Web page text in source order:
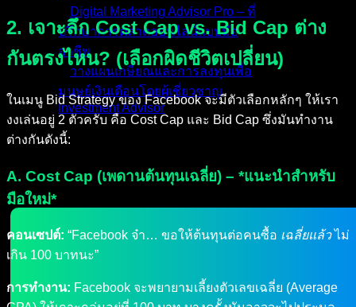
Digital Marketing Advisor Pro – ที่
ปรึกษาการตลาดออนไลน์แบบมือ
อาชีพ
วางแผนเกษียณและการลงทุนเพื่อ
มนุษย์เงินเดือนโดยผู้เชี่ยวชาญ
Investment Advisor
ผลงานที่ผ่านมา
ติดต่อผม
2. เจาะลึก Cost Cap vs. Bid Cap ต่าง
กันตรงไหน? (เลือกผิดชีวิตเปลี่ยน)
ในเมนู Bid Strategy ของ Facebook จะมีตัวเลือกหลักๆ ให้เรา
งงเล่นอยู่ 2 ตัวครับ คือ Cost Cap และ Bid Cap ซึ่งมันทำงาน
ต่างกันดังนี้:
A. Cost Cap (เพดานต้นทุนเฉลี่ย) – *แนะนำสำหรับ
มือใหม่*
คอนเซปต์: “Facebook จ๋า… ขอให้ต้นทุนต่อคนซื้อ เฉลี่ยแล้วไม่
เกิน 100 บาทนะ”
การทำงาน: Facebook จะพยายามเลี้ยงตัวเลขเฉลี่ย (Average